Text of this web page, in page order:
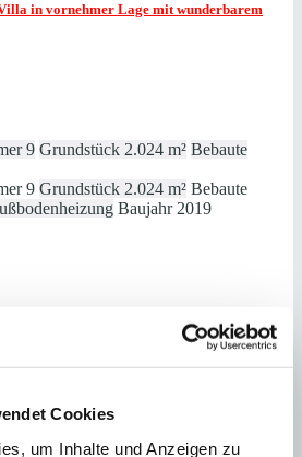
Cookies
um Inhalte und Anzeigen zu
in vornehmer Lage mit wunderbarem
9 Grundstück 2.024 m² Bebaute
9 Grundstück 2.024 m² Bebaute
Baujahr 2019
Villa mit Tennisplatz und sagenhafter